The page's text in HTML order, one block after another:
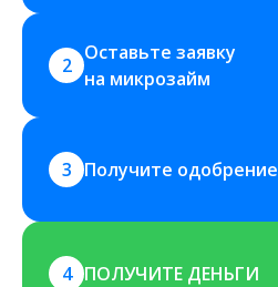
2
Оставьте заявку
на микрозайм
3 Получите одобрение
4 ПОЛУЧИТЕ ДЕНЬГИ